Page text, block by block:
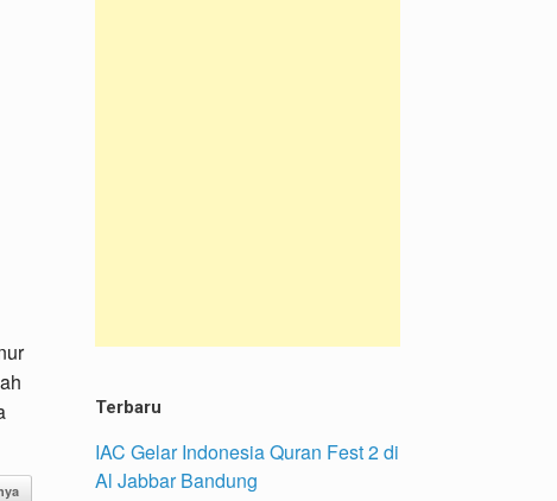
Terbaru
IAC Gelar Indonesia Quran Fest 2 di
Al Jabbar Bandung